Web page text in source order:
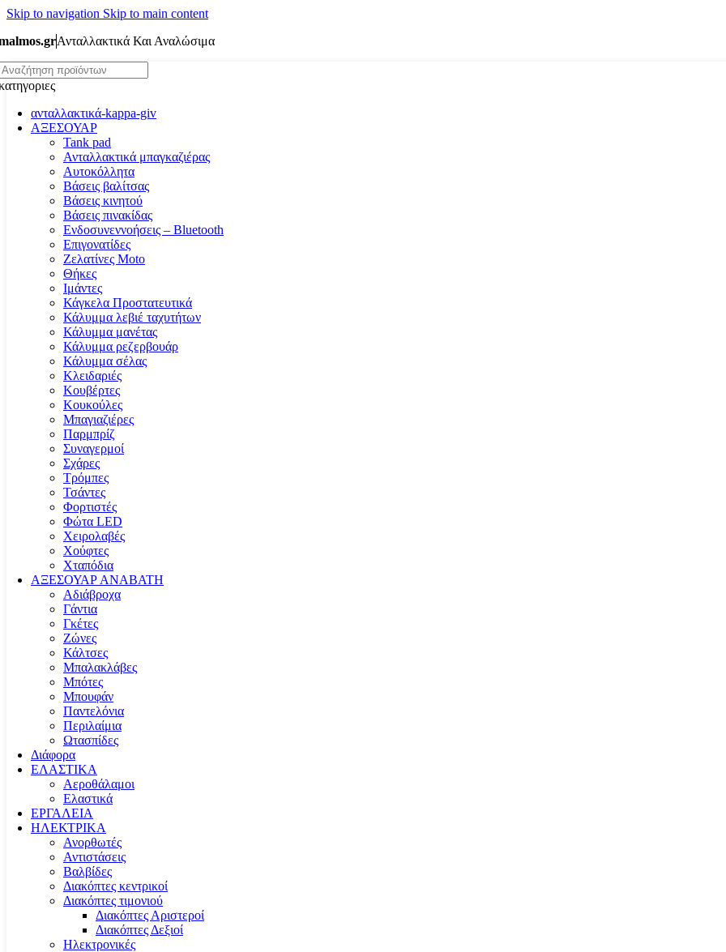
Skip to navigation Skip to main content
Ανταλλακτικά Και Αναλώσιμα
ανταλλακτικά-kappa-giv
ΑΞΕΣΟΥΑΡ
Tank pad
Ανταλλακτικά μπαγκαζιέρας
Αυτοκόλλητα
Βάσεις βαλίτσας
Βάσεις κινητού
Βάσεις πινακίδας
Ενδοσυνεννοήσεις – Bluetooth
Επιγονατίδες
Ζελατίνες Moto
Θήκες
Ιμάντες
Κάγκελα Προστατευτικά
Κάλυμμα λεβιέ ταχυτήτων
Κάλυμμα μανέτας
Κάλυμμα ρεζερβουάρ
Κάλυμμα σέλας
Κλειδαριές
Κουβέρτες
Κουκούλες
Μπαγιαζιέρες
Παρμπρίζ
Συναγερμοί
Σχάρες
Τρόμπες
Τσάντες
Φορτιστές
Φώτα LED
Χειρολαβές
Χούφτες
Χταπόδια
ΑΞΕΣΟΥΑΡ ΑΝΑΒΑΤΗ
Αδιάβροχα
Γάντια
Γκέτες
Ζώνες
Κάλτσες
Μπαλακλάβες
Μπότες
Μπουφάν
Παντελόνια
Περιλαίμια
Ωτασπίδες
Διάφορα
ΕΛΑΣΤΙΚΑ
Αεροθάλαμοι
Ελαστικά
ΕΡΓΑΛΕΙΑ
ΗΛΕΚΤΡΙΚΑ
Ανορθωτές
Αντιστάσεις
Βαλβίδες
Διακόπτες κεντρικοί
Διακόπτες τιμονιού
Διακόπτες Αριστεροί
Διακόπτες Δεξιοί
Ηλεκτρονικές